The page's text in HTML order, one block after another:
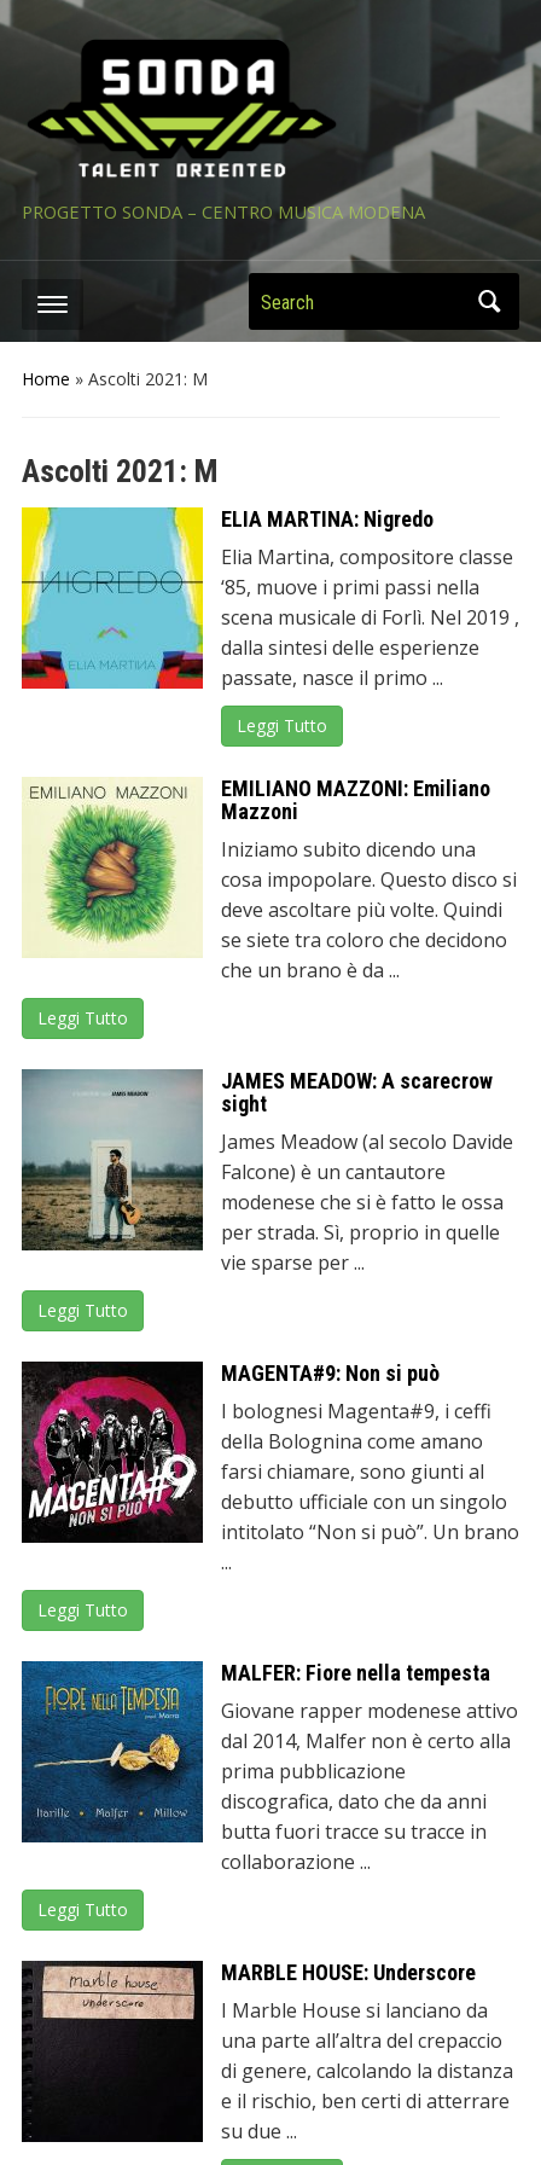
PROGETTO SONDA – CENTRO MUSICA MODENA
Search
Home » Ascolti 2021: M
Ascolti 2021: M
ELIA MARTINA: Nigredo
Elia Martina, compositore classe
‘85, muove i primi passi nella
scena musicale di Forlì. Nel 2019 ,
dalla sintesi delle esperienze
passate, nasce il primo ...
Leggi Tutto
EMILIANO MAZZONI: Emiliano
Mazzoni
Iniziamo subito dicendo una
cosa impopolare. Questo disco si
deve ascoltare più volte. Quindi
se siete tra coloro che decidono
che un brano è da ...
Leggi Tutto
JAMES MEADOW: A scarecrow
sight
James Meadow (al secolo Davide
Falcone) è un cantautore
modenese che si è fatto le ossa
per strada. Sì, proprio in quelle
vie sparse per ...
Leggi Tutto
MAGENTA#9: Non si può
I bolognesi Magenta#9, i ceffi
della Bolognina come amano
farsi chiamare, sono giunti al
debutto ufficiale con un singolo
intitolato “Non si può”. Un brano
...
Leggi Tutto
MALFER: Fiore nella tempesta
Giovane rapper modenese attivo
dal 2014, Malfer non è certo alla
prima pubblicazione
discografica, dato che da anni
butta fuori tracce su tracce in
collaborazione ...
Leggi Tutto
MARBLE HOUSE: Underscore
I Marble House si lanciano da
una parte all’altra del crepaccio
di genere, calcolando la distanza
e il rischio, ben certi di atterrare
su due ...